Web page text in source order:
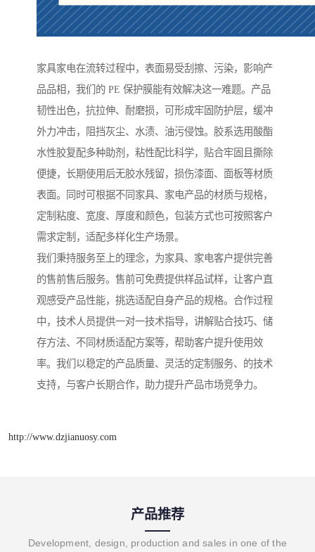
家具家电在流转过程中，表面易受刮擦、污染，影响产
品品相，我们的 PE 保护膜能有效解决这一难题。产品
韧性出色，抗拉伸、耐磨损，可形成牢固防护层，缓冲
外力冲击，阻挡灰尘、水渍、油污侵蚀。胶系选用酸酯
水性胶复配多种助剂，粘性配比科学，贴合牢固且撕除
便捷，长期使用后无胶水残留，损伤漆面、面板等材质
表面。同时可根据不同家具、家电产品的材质与规格，
定制粘度、宽度、厚度和颜色，包装方式也可按照客户
需求定制，适配多样化生产场景。
我们秉持服务至上的理念，为家具、家电客户提供完善
的售前售后服务。售前可免费提供样品试样，让客户直
观感受产品性能，挑选适配自身产品的规格。合作过程
中，技术人员提供一对一技术指导，讲解贴合技巧、储
存方法、不同材质适配方案等，帮助客户提升使用效
率。我们以稳定的产品质量、灵活的定制服务、的技术
支持，与客户长期合作，助力提升产品市场竞争力。
http://www.dzjianuosy.com
产品推荐
Development, design, production and sales in one of the